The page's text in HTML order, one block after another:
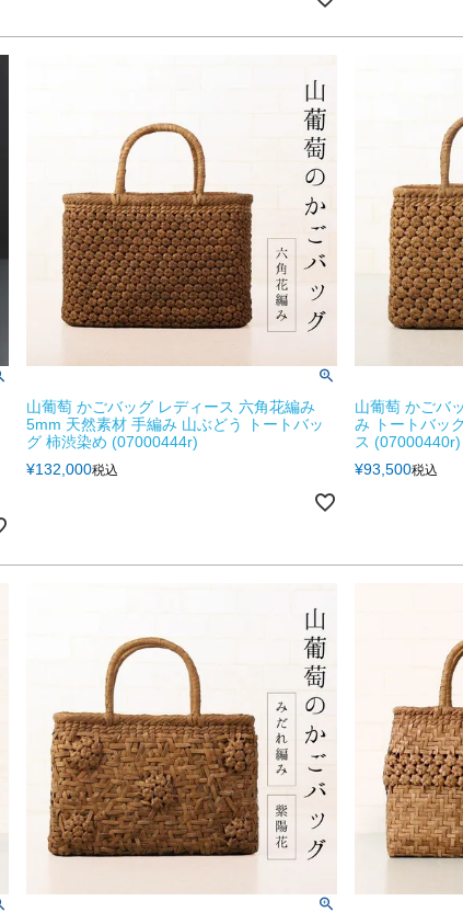
山葡萄 かごバッグ レディース 六角花編み
5mm 天然素材 手編み 山ぶどう トートバッ
グ 柿渋染め (07000444r)
¥132,000税込
山葡萄 かごバ
み トートバッ
ス
¥93,500税込